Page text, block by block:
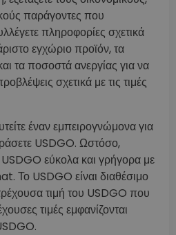
παράγοντες που
πληροφορίες σχετικά
εγχώριο προϊόν, τα
τα ποσοστά ανεργίας για να
σχετικά με τις τιμές
έναν εμπειρογνώμονα για
USDGO. Ωστόσο,
εύκολα και γρήγορα με
Το USDGO είναι διαθέσιμο
τιμή του USDGO που
τιμές εμφανίζονται